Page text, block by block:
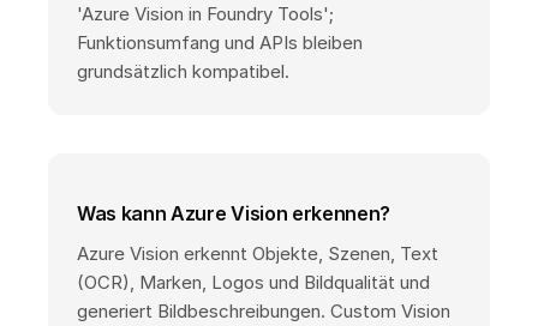
'Azure Vision in Foundry Tools';
Funktionsumfang und APIs bleiben
grundsätzlich kompatibel.
Was kann Azure Vision erkennen?
Azure Vision erkennt Objekte, Szenen, Text
(OCR), Marken, Logos und Bildqualität und
generiert Bildbeschreibungen. Custom Vision